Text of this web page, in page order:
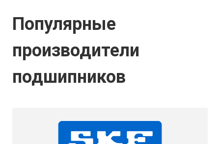
Популярные
производители
подшипников